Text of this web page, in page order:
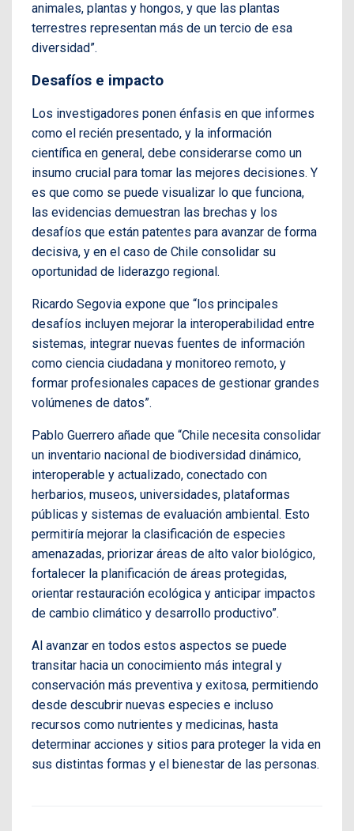
animales, plantas y hongos, y que las plantas
terrestres representan más de un tercio de esa
diversidad”.
Desafíos e impacto
Los investigadores ponen énfasis en que informes
como el recién presentado, y la información
científica en general, debe considerarse como un
insumo crucial para tomar las mejores decisiones. Y
es que como se puede visualizar lo que funciona,
las evidencias demuestran las brechas y los
desafíos que están patentes para avanzar de forma
decisiva, y en el caso de Chile consolidar su
oportunidad de liderazgo regional.
Ricardo Segovia expone que “los principales
desafíos incluyen mejorar la interoperabilidad entre
sistemas, integrar nuevas fuentes de información
como ciencia ciudadana y monitoreo remoto, y
formar profesionales capaces de gestionar grandes
volúmenes de datos”.
Pablo Guerrero añade que “Chile necesita consolidar
un inventario nacional de biodiversidad dinámico,
interoperable y actualizado, conectado con
herbarios, museos, universidades, plataformas
públicas y sistemas de evaluación ambiental. Esto
permitiría mejorar la clasificación de especies
amenazadas, priorizar áreas de alto valor biológico,
fortalecer la planificación de áreas protegidas,
orientar restauración ecológica y anticipar impactos
de cambio climático y desarrollo productivo”.
Al avanzar en todos estos aspectos se puede
transitar hacia un conocimiento más integral y
conservación más preventiva y exitosa, permitiendo
desde descubrir nuevas especies e incluso
recursos como nutrientes y medicinas, hasta
determinar acciones y sitios para proteger la vida en
sus distintas formas y el bienestar de las personas.